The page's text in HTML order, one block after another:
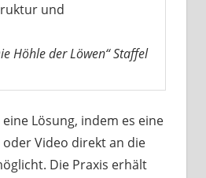
und
Höhle der Löwen“ Staffel
Lösung, indem es eine
Video direkt an die
Die Praxis erhält